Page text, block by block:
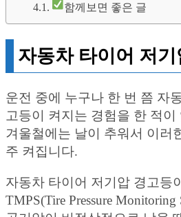
함께보면 좋은 글
자동차 타이어 저
운전 중에 누구나 한 번 쯤 자
고등이 켜지는 경험을 한 적
겨울철에는 날이 추워서 이러
주 켜집니다.
자동차 타이어 저기압 경고등
TMPS(Tire Pressure